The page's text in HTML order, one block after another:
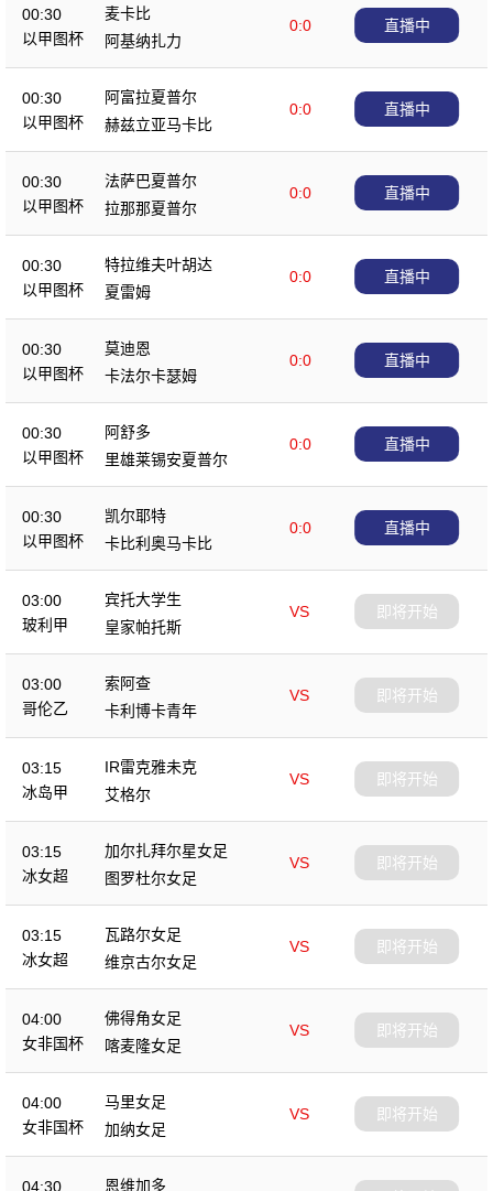
00:30
以甲图杯
麦卡比
0:0
阿基纳扎力
直播中
00:30
以甲图杯
阿富拉夏普尔
0:0
赫兹立亚马卡比
直播中
00:30
以甲图杯
法萨巴夏普尔
0:0
拉那那夏普尔
直播中
00:30
以甲图杯
特拉维夫叶胡达
0:0
夏雷姆
直播中
00:30
以甲图杯
莫迪恩
0:0
卡法尔卡瑟姆
直播中
00:30
以甲图杯
阿舒多
0:0
里雄莱锡安夏普尔
直播中
00:30
以甲图杯
凯尔耶特
0:0
卡比利奥马卡比
直播中
03:00
玻利甲
宾托大学生
VS
皇家帕托斯
即将开始
03:00
哥伦乙
索阿查
VS
卡利博卡青年
即将开始
03:15
冰岛甲
IR雷克雅未克
VS
艾格尔
即将开始
03:15
冰女超
加尔扎拜尔星女足
VS
图罗杜尔女足
即将开始
03:15
冰女超
瓦路尔女足
VS
维京古尔女足
即将开始
04:00
女非国杯
佛得角女足
VS
喀麦隆女足
即将开始
04:00
女非国杯
马里女足
VS
加纳女足
即将开始
04:30
恩维加多